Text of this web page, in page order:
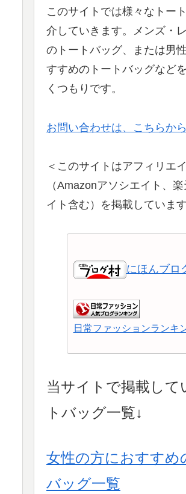
このサイトでは様々なトー
介していきます。メンズ・
のトートバッグ、または男
すすめのトートバッグなど
くつもりです。
お問い合わせは、こちらか
＜このサイトはアフィリエ
（Amazonアソシエイト、
イト含む）を掲載していま
にほんブロ
日常ファッションランキ
当サイトで掲載して
トバッグ一覧↓
女性の方におすすめ
バッグ一覧